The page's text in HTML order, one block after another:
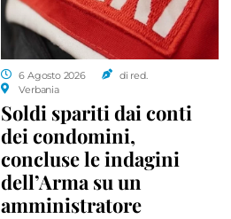
6 Agosto 2026
di red.
Verbania
Soldi spariti dai conti
dei condomini,
concluse le indagini
dell’Arma su un
amministratore